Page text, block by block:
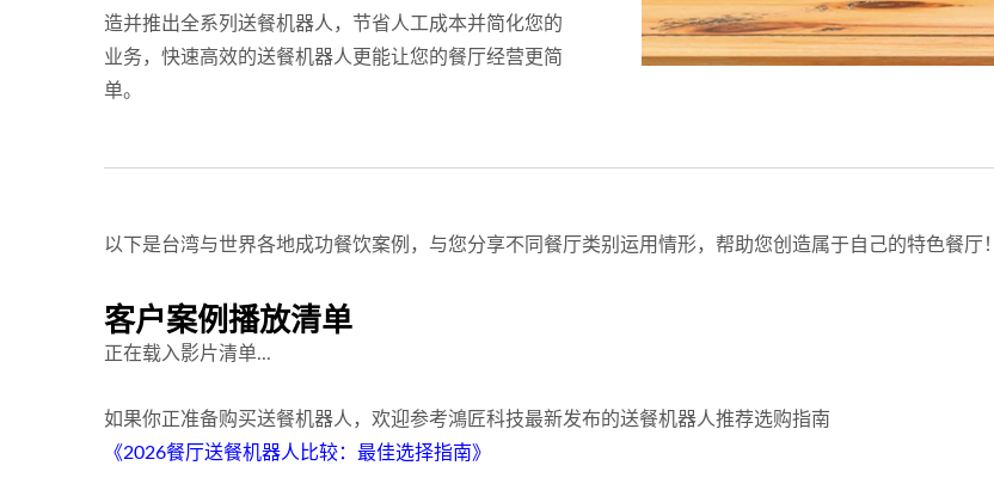
造并推出全系列送餐机器人，节省人工成本并简化您的
业务，快速高效的送餐机器人更能让您的餐厅经营更简
单。
以下是台湾与世界各地成功餐饮案例，与您分享不同餐厅类别运用情形，帮助您创造属于自己的特色餐厅！
客户案例播放清单
正在载入影片清单...
如果你正准备购买送餐机器人，欢迎参考鴻匠科技最新发布的送餐机器人推荐选购指南
《2026餐厅送餐机器人比较：最佳选择指南》